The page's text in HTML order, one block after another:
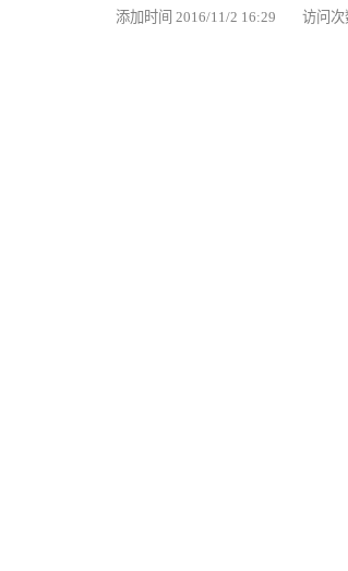
添加时间 2016/11/2 16:29 访问次